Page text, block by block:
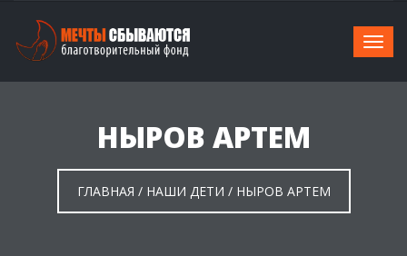
НЫРОВ АРТЕМ
ГЛАВНАЯ / НАШИ ДЕТИ / НЫРОВ АРТЕМ